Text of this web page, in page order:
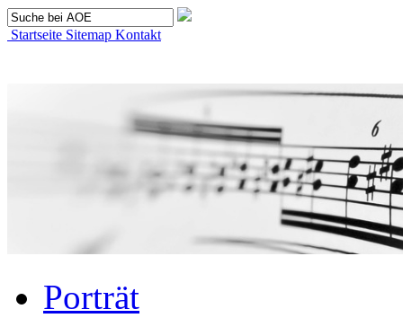
Startseite Sitemap Kontakt
Porträt